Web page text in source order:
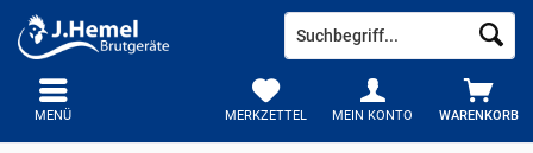
WARENKORB
MERKZETTEL MEIN KONTO
MENÜ